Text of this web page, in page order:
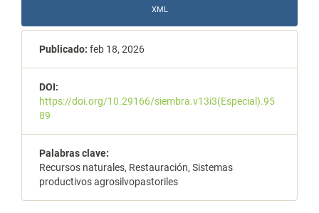
XML
Publicado: feb 18, 2026
DOI:
https://doi.org/10.29166/siembra.v13i3(Especial).95
89
Palabras clave:
Recursos naturales, Restauración, Sistemas
productivos agrosilvopastoriles